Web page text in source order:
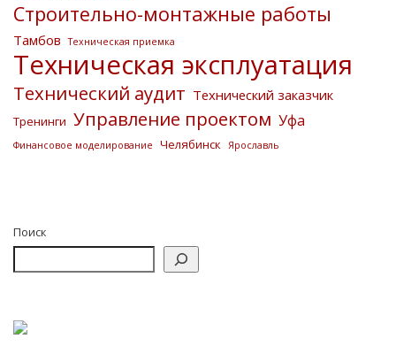
Строительно-монтажные работы
Тамбов Техническая приемка
Техническая эксплуатация
Технический аудит Технический заказчик
Тренинги Управление проектом Уфа
Финансовое моделирование Челябинск Ярославль
Поиск